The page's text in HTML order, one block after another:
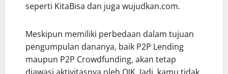
seperti KitaBisa dan juga wujudkan.com.
Meskipun memiliki perbedaan dalam tujuan
pengumpulan dananya, baik P2P Lending
maupun P2P Crowdfunding, akan tetap